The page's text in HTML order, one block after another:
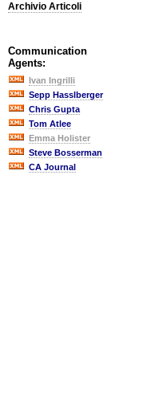
Archivio Articoli
Communication
Agents:
Ivan Ingrilli
Sepp Hasslberger
Chris Gupta
Tom Atlee
Emma Holister
Steve Bosserman
CA Journal